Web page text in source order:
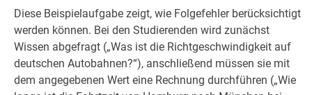
Diese Beispielaufgabe zeigt, wie Folgefehler berücksichtigt
werden können. Bei den Studierenden wird zunächst
Wissen abgefragt („Was ist die Richtgeschwindigkeit auf
deutschen Autobahnen?“), anschließend müssen sie mit
dem angegebenen Wert eine Rechnung durchführen („Wie